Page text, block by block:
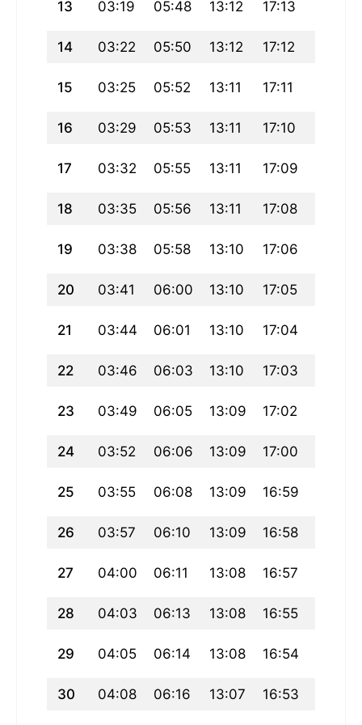
13 03:19 05:48 13:12 17:13
14 03:22 05:50 13:12 17:12
15 03:25 05:52 13:11 17:11
16 03:29 05:53 13:11 17:10
17 03:32 05:55 13:11 17:09
18 03:35 05:56 13:11 17:08
19 03:38 05:58 13:10 17:06
20 03:41 06:00 13:10 17:05
21 03:44 06:01 13:10 17:04
22 03:46 06:03 13:10 17:03
23 03:49 06:05 13:09 17:02
24 03:52 06:06 13:09 17:00
25 03:55 06:08 13:09 16:59
26 03:57 06:10 13:09 16:58
27 04:00 06:11 13:08 16:57
28 04:03 06:13 13:08 16:55
29 04:05 06:14 13:08 16:54
30 04:08 06:16 13:07 16:53